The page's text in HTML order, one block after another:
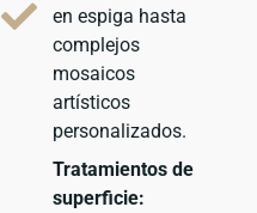
en espiga hasta
complejos
mosaicos
artísticos
personalizados.
Tratamientos de
superficie: